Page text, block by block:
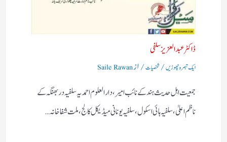
ڈاکٹر عبد العزیزسلفی
ایک تبصرہ چھوڑیں/شخصیات/ ازSaile Rawan
جمعیت اہل حدیث ہند کے نائب امیر، دا رالعلوم احمدیہ سلفیہ دربھنگہ کے
ناظم اعلیٰ، سلفیہ ہائی اسکول ، سلفیہ یونانی میڈیکل کالج، ملت شفاخانہ…